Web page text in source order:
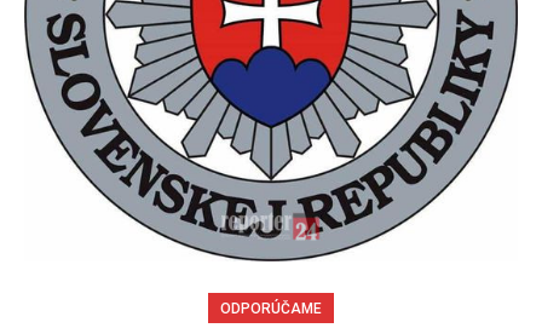
ODPORÚČAME